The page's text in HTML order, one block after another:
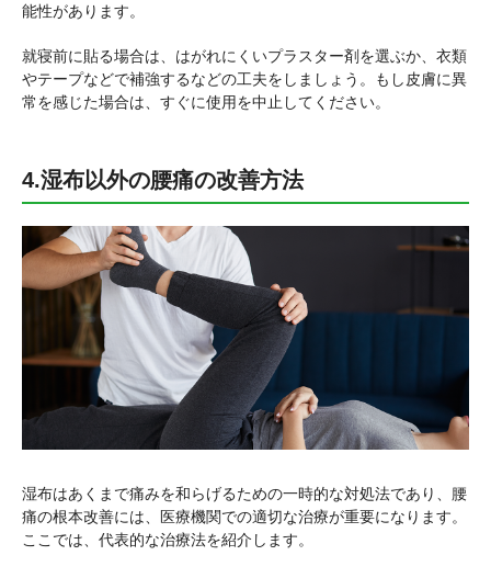
能性があります。
就寝前に貼る場合は、はがれにくいプラスター剤を選ぶか、衣類
やテープなどで補強するなどの工夫をしましょう。もし皮膚に異
常を感じた場合は、すぐに使用を中止してください。
4.湿布以外の腰痛の改善方法
湿布はあくまで痛みを和らげるための一時的な対処法であり、腰
痛の根本改善には、医療機関での適切な治療が重要になります。
ここでは、代表的な治療法を紹介します。